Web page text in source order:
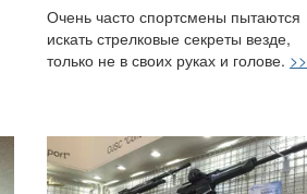
Очень часто спортсмены пытаются
искать стрелковые секреты везде,
только не в своих руках и голове. >>